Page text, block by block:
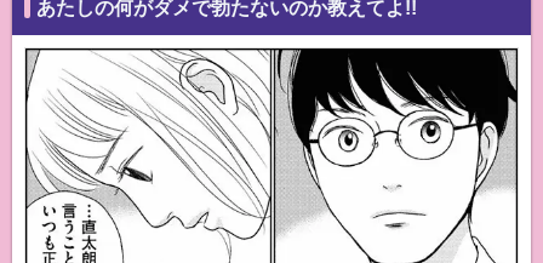
あたしの何がダメで勃たないのか教えてよ!!